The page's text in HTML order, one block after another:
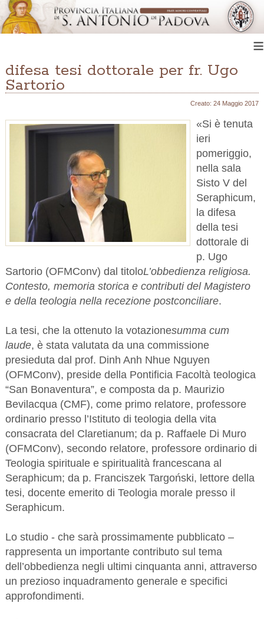
≡
difesa tesi dottorale per fr. Ugo
Sartorio
Creato: 24 Maggio 2017
«Si è tenuta
ieri
pomeriggio,
nella sala
Sisto V del
Seraphicum,
la difesa
della tesi
dottorale di
p. Ugo
Sartorio (OFMConv) dal titoloL’obbedienza religiosa.
Contesto, memoria storica e contributi del Magistero
e della teologia nella recezione postconciliare.
La tesi, che la ottenuto la votazionesumma cum
laude, è stata valutata da una commissione
presieduta dal prof. Dinh Anh Nhue Nguyen
(OFMConv), preside della Pontificia Facoltà teologica
“San Bonaventura”, e composta da p. Maurizio
Bevilacqua (CMF), come primo relatore, professore
ordinario presso l’Istituto di teologia della vita
consacrata del Claretianum; da p. Raffaele Di Muro
(OFMConv), secondo relatore, professore ordinario di
Teologia spirituale e spiritualità francescana al
Seraphicum; da p. Franciszek Targoński, lettore della
tesi, docente emerito di Teologia morale presso il
Seraphicum.
Lo studio - che sarà prossimamente pubblicato –
rappresenta un importante contributo sul tema
dell’obbedienza negli ultimi cinquanta anni, attraverso
un prezioso inquadramento generale e specifici
approfondimenti.